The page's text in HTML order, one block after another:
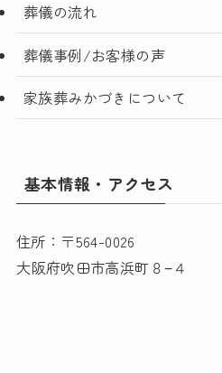
葬儀の流れ
葬儀事例/お客様の声
家族葬みかづきについて
基本情報・アクセス
住所：〒564-0026
大阪府吹田市高浜町８−４